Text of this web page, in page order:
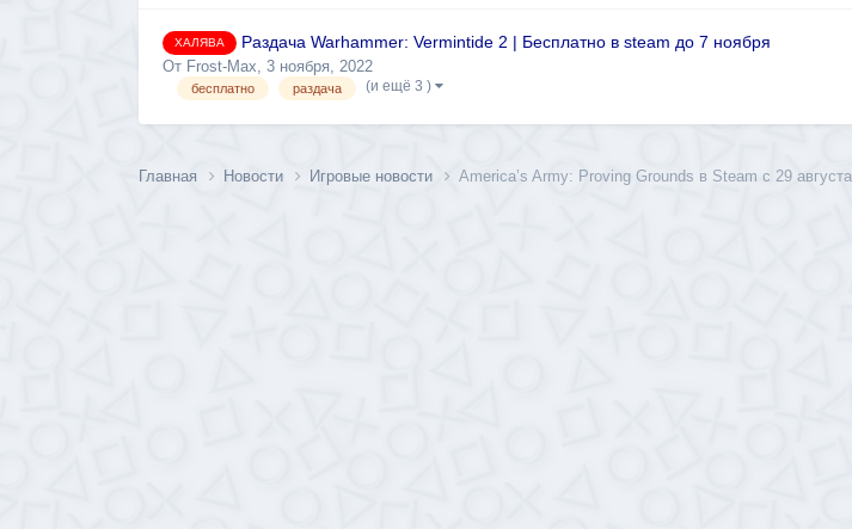
ХАЛЯВА
Раздача Warhammer: Vermintide 2 | Бесплатно в steam до 7 ноября
От Frost-Max, 3 ноября, 2022
бесплатно раздача (и ещё 3 )
Главная Новости Игровые новости America’s Army: Proving Grounds в Steam с 29 августа